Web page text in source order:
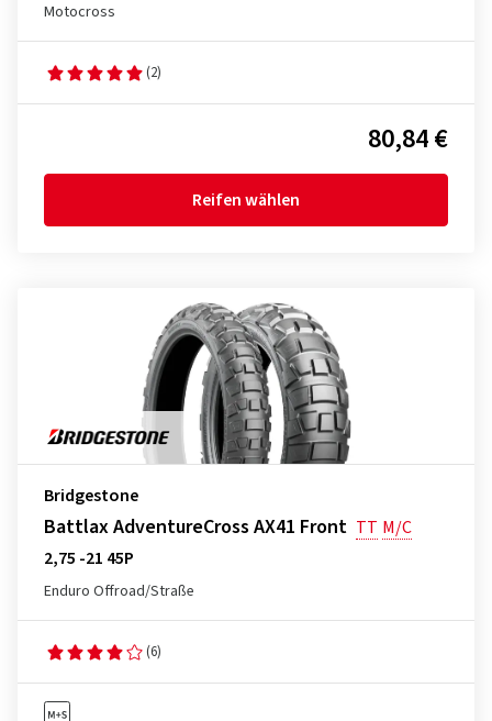
Motocross
(2)
80,84 €
Reifen wählen
Bridgestone
Battlax AdventureCross AX41 Front TT M/C
2,75 -21 45P
Enduro Offroad/Straße
(6)